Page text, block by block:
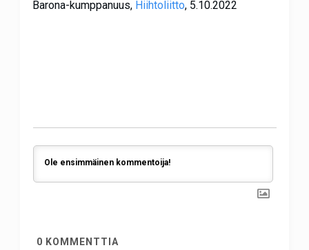
Barona-kumppanuus, Hiihtoliitto, 5.10.2022
0 KOMMENTTIA